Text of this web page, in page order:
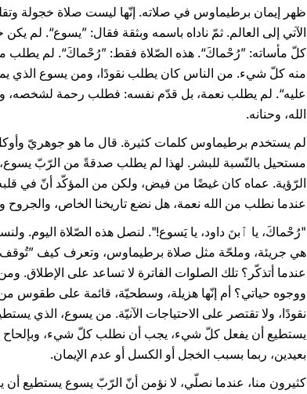
ظهر إيمان برطيماوس في صلاته. إنّها ليست صلاة خجولة
الآتي إلى العالم. ثمّ ناداه باسمه وبثقة فقال: ”يسوع“. لم
كلّ مأساته: ”رُحْماكَ“. هذه الصّلاة فقط: ”رُحْماكَ“. لم يطلب
منه كلّ شيء. من الناس كان يطلب نقودًا، ومن يسوع الذي
عليه“. لم يطلب نعمة، بل قدّم نفسه: فطلب رحمة لشخصه،
الله، وحنانه.
لم يستخدم برطيماوس كلمات كثيرة. قال ما هو جوهريّ
مستحيل بالنّسبة للبشر. لهذا لم يطلب صدقةً من الرّبّ
الرّؤية. عماه كان غيضًا من فيض، ولكن من المؤكّد أنّ في
عندما نطلب من الله نعمة، هل نضع تاريخنا الخاص، والجروح
"رُحْماكَ، يا ٱبنَ داود، يا يَسوع!". لنصل هذه الصّلاة اليوم.
هي جريئة، وملحّة مثل صلاة برطيماوس، وتعرف كيف ”تُوقف“
عندما أتذكّر؟ تلك الصلوات الفاترة لا تساعد على
ووجوه حياتي؟ أم إنّها هزيلة، وسطحيّة، قائمة على طقوس
نقودًا، ولا تقتصر على الاحتياجات الآنيّة. من يسوع،
يستطيع أن يفعل كلّ شيء، يجب أن نطلب كلّ شيء، وبإلحاح
بعيدين، ربما بسبب الخجل أو الكسل أو عدم الإيمان.
كثيرون منا، عندما نصلّي، لا نؤمن أنّ الرّبّ يسوع يستطيع أن